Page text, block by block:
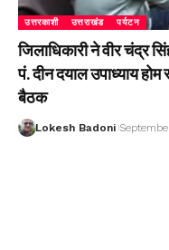
उत्तरकाशी उत्तराखंड पर्यटन
जिलाधिकारी ने वीर चंद्र
पं. दीन दयाल उपाध्याय
बैठक
Lokesh Badoni